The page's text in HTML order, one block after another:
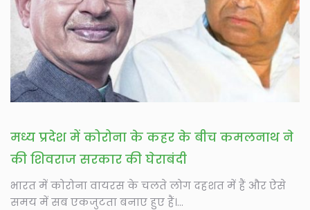
मध्य प्रदेश में कोरोना के कहर के बीच कमलनाथ ने
की शिवराज सरकार की घेराबंदी
भारत में कोरोना वायरस के चलते लोग दहशत में हैं और ऐसे
समय में सब एकजुटता बनाए हुए हैं।...